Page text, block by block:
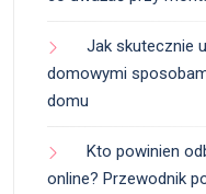
Jak skutecznie
domowymi
domu
Kto powinien
online? Przewodnik